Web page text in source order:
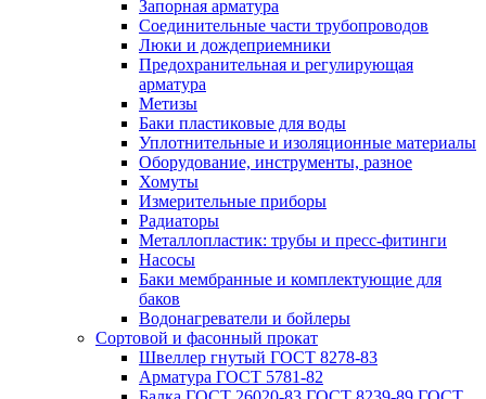
Запорная арматура
Соединительные части трубопроводов
Люки и дождеприемники
Предохранительная и регулирующая
арматура
Метизы
Баки пластиковые для воды
Уплотнительные и изоляционные материалы
Оборудование, инструменты, разное
Хомуты
Измерительные приборы
Радиаторы
Металлопластик: трубы и пресс-фитинги
Насосы
Баки мембранные и комплектующие для
баков
Водонагреватели и бойлеры
Сортовой и фасонный прокат
Швеллер гнутый ГОСТ 8278-83
Арматура ГОСТ 5781-82